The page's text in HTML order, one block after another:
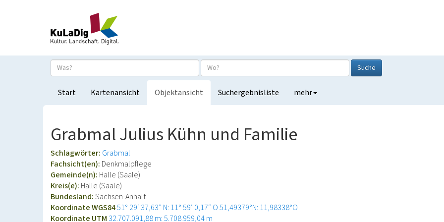
Suche
Start Kartenansicht Objektansicht Suchergebnisliste mehr
Grabmal Julius Kühn und Familie
Schlagwörter: Grabmal
Fachsicht(en): Denkmalpflege
Gemeinde(n): Halle (Saale)
Kreis(e): Halle (Saale)
Bundesland:Sachsen-Anhalt
Koordinate WGS8451° 29′ 37,63″ N: 11° 59′ 0,17″ O51,49379°N: 11,98338°O
Koordinate UTM 32.707.091,88 m: 5.708.959,04 m